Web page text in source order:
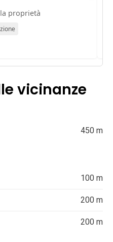
proprietà
vicinanze
450 m
100 m
200 m
200 m